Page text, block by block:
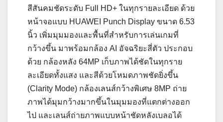
สีสันคมชัดระดับ Full HD+ ในทุกรายละเอียด ด้วย
หน้าจอแบบ HUAWEI Punch Display ขนาด 6.53
นิ้ว เพิ่มมุมมองและพื้นที่สำหรับการเล่นเกมที่
กว้างขึ้น มาพร้อมกล้อง AI อัจฉริยะสี่ตัว ประกอบ
ด้วย กล้องหลัง 64MP เก็บภาพได้ชัดในทุกราย
ละเอียดทั้งแสง และสีด้วยโหมดภาพชัดยิ่งขึ้น
(Clarity Mode) กล้องเลนส์กว้างพิเศษ 8MP ถ่าย
ภาพได้มุมกว้างมากขึ้นในมุมมองที่แตกต่างออก
ไป และเลนส์ถ่ายภาพแบบหน้าชัดหลังเบลอได้